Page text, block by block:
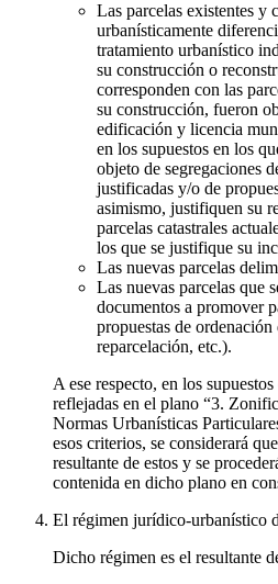
Las parcelas existentes y
urbanísticamente
tratamiento urbanístico
su construcción o
corresponden con las
su construcción, fueron
edificación y licencia
en los supuestos en los
objeto de segregaciones
justificadas y/o de
asimismo, justifiquen su
parcelas catastrales
los que se justifique su
Las nuevas parcelas
Las nuevas parcelas que
documentos a promover
propuestas de
reparcelación, etc.).
A ese respecto, en los
reflejadas en el plano “3.
Normas Urbanísticas
esos criterios, se considerará
resultante de estos y se
contenida en dicho plano en
El régimen jurídico-urbanístico
Dicho régimen es el resultante